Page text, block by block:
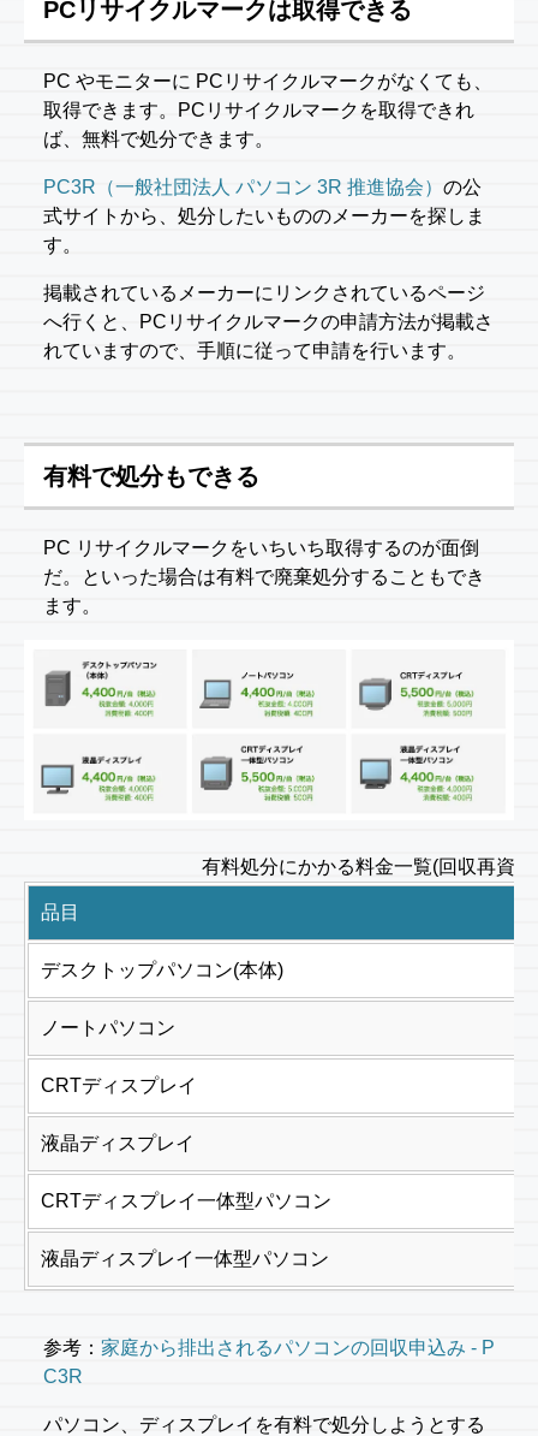
PCリサイクルマークは取得できる
PC やモニターに PCリサイクルマークがなくても、
取得できます。PCリサイクルマークを取得できれ
ば、無料で処分できます。
PC3R（一般社団法人 パソコン 3R 推進協会） の公
式サイトから、処分したいもののメーカーを探しま
す。
掲載されているメーカーにリンクされているページ
へ行くと、PCリサイクルマークの申請方法が掲載さ
れていますので、手順に従って申請を行います。
有料で処分もできる
PC リサイクルマークをいちいち取得するのが面倒
だ。といった場合は有料で廃棄処分することもでき
ます。
有料処分にかかる料金一覧(回収再資
品目
デスクトップパソコン(本体)
ノートパソコン
CRTディスプレイ
液晶ディスプレイ
CRTディスプレイ一体型パソコン
液晶ディスプレイ一体型パソコン
参考： 家庭から排出されるパソコンの回収申込み - P
C3R
パソコン、ディスプレイを有料で処分しようとする